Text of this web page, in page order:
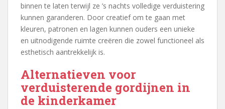
binnen te laten terwijl ze ’s nachts volledige verduistering
kunnen garanderen. Door creatief om te gaan met
kleuren, patronen en lagen kunnen ouders een unieke
en uitnodigende ruimte creëren die zowel functioneel als
esthetisch aantrekkelijk is.
Alternatieven voor
verduisterende gordijnen in
de kinderkamer